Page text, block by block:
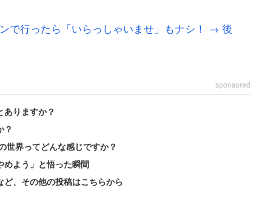
始まった。
先に断られ、秋には破綻した」
いった。多くの社員が去っていく中、男性は「退職
会社への愛着や責任感ゆえの選択だろう。
直したようだ。それから12年が経過した頃、かつて
ことになった。ところが、ここで男性を待っていた
で行ったら「いらっしゃいませ」もナシ！ → 後
sponsored
ありますか？
？
世界ってどんな感じですか？
めよう」と悟った瞬間
、その他の投稿はこちらから